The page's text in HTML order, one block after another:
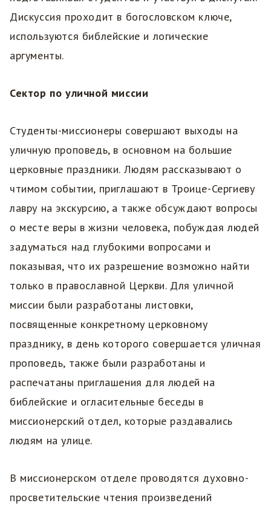
Дискуссия проходит в богословском ключе,
используются библейские и логические
аргументы.
Сектор по уличной миссии
Студенты-миссионеры совершают выходы на
уличную проповедь, в основном на большие
церковные праздники. Людям рассказывают о
чтимом событии, приглашают в Троице-Сергиеву
лавру на экскурсию, а также обсуждают вопросы
о месте веры в жизни человека, побуждая людей
задуматься над глубокими вопросами и
показывая, что их разрешение возможно найти
только в православной Церкви. Для уличной
миссии были разработаны листовки,
посвященные конкретному церковному
празднику, в день которого совершается уличная
проповедь, также были разработаны и
распечатаны приглашения для людей на
библейские и огласительные беседы в
миссионерский отдел, которые раздавались
людям на улице.
В миссионерском отделе проводятся духовно-
просветительские чтения произведений